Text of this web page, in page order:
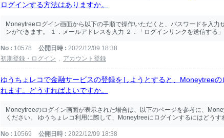
ログインする方法はありますか。
Moneytreeログイン画面から以下の手順で操作いただくと、パスワードを入力
ンができます。 １．メールアドレスを入力 ２．「ログインリンクを送信する
No 10578 公開日時
2022/12/09 18:38
初期登録・ログイン
アカウント登録
ゆうちょレコで金融サービスの登録をしようとすると、Moneytreeの
れます。どうすればよいですか。
Moneytreeのログイン画面が表示された場合は、以下のページを参考に、
ください。 ゆうちょレコ利用に際して、Moneytreeにログインするにはどうす
No 10569 公開日時
2022/12/09 18:38